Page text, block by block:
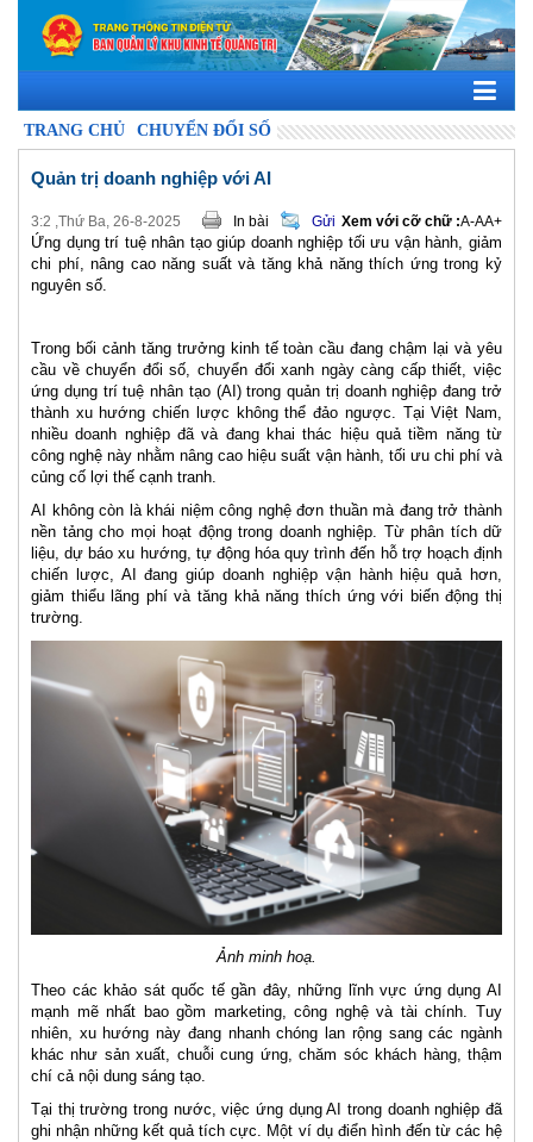
TRANG CHỦ CHUYỂN ĐỔI SỐ
Quản trị doanh nghiệp với AI
3:2 ,Thứ Ba, 26-8-2025 In bài Gửi Xem với cỡ chữ :A-AA+
Ứng dụng trí tuệ nhân tạo giúp doanh nghiệp tối ưu vận hành, giảm
chi phí, nâng cao năng suất và tăng khả năng thích ứng trong kỷ
nguyên số.
Trong bối cảnh tăng trưởng kinh tế toàn cầu đang chậm lại và yêu
cầu về chuyển đổi số, chuyển đổi xanh ngày càng cấp thiết, việc
ứng dụng trí tuệ nhân tạo (AI) trong quản trị doanh nghiệp đang trở
thành xu hướng chiến lược không thể đảo ngược. Tại Việt Nam,
nhiều doanh nghiệp đã và đang khai thác hiệu quả tiềm năng từ
công nghệ này nhằm nâng cao hiệu suất vận hành, tối ưu chi phí và
củng cố lợi thế cạnh tranh.
AI không còn là khái niệm công nghệ đơn thuần mà đang trở thành
nền tảng cho mọi hoạt động trong doanh nghiệp. Từ phân tích dữ
liệu, dự báo xu hướng, tự động hóa quy trình đến hỗ trợ hoạch định
chiến lược, AI đang giúp doanh nghiệp vận hành hiệu quả hơn,
giảm thiểu lãng phí và tăng khả năng thích ứng với biến động thị
trường.
Ảnh minh hoạ.
Theo các khảo sát quốc tế gần đây, những lĩnh vực ứng dụng AI
mạnh mẽ nhất bao gồm marketing, công nghệ và tài chính. Tuy
nhiên, xu hướng này đang nhanh chóng lan rộng sang các ngành
khác như sản xuất, chuỗi cung ứng, chăm sóc khách hàng, thậm
chí cả nội dung sáng tạo.
Tại thị trường trong nước, việc ứng dụng AI trong doanh nghiệp đã
ghi nhận những kết quả tích cực. Một ví dụ điển hình đến từ các hệ